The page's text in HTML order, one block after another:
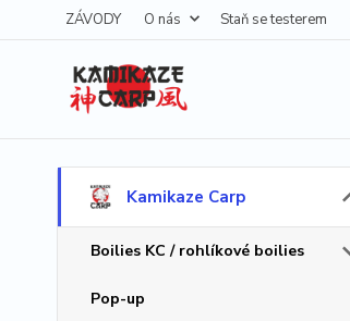
ZÁVODY O nás Staň se testerem
Kamikaze Carp
Boilies KC / rohlíkové boilies
Pop-up